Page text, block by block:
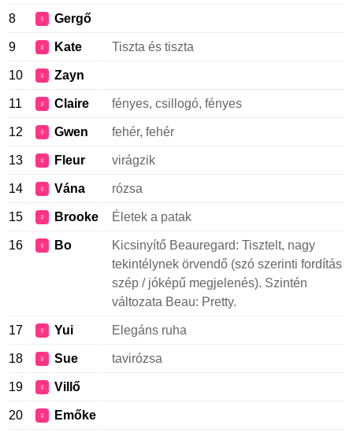
8 ♀ Gergő
9 ♀ Kate Tiszta és tiszta
10 ♀ Zayn
11 ♀ Claire fényes, csillogó, fényes
12 ♀ Gwen fehér, fehér
13 ♀ Fleur virágzik
14 ♀ Vána rózsa
15 ♀ Brooke Életek a patak
16 ♀ Bo
Kicsinyítő Beauregard: Tisztelt, nagy
tekintélynek örvendő (szó szerinti fordítás
szép / jóképű megjelenés). Szintén
változata Beau: Pretty.
17 ♀ Yui Elegáns ruha
18 ♀ Sue tavirózsa
19 ♀ Villő
20 ♀ Emőke